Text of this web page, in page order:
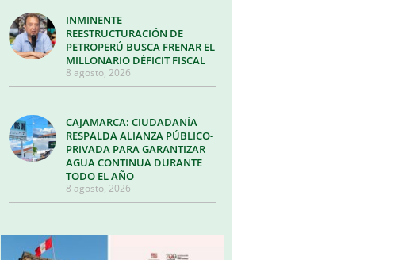
INMINENTE
REESTRUCTURACIÓN DE
PETROPERÚ BUSCA FRENAR EL
MILLONARIO DÉFICIT FISCAL
8 agosto, 2026
CAJAMARCA: CIUDADANÍA
RESPALDA ALIANZA PÚBLICO-
PRIVADA PARA GARANTIZAR
AGUA CONTINUA DURANTE
TODO EL AÑO
8 agosto, 2026